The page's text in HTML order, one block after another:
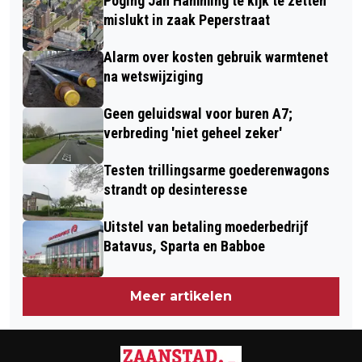
MORGENVROEG
GRATIS ACTIVITEITEN VAN START
VOOR JONG ÉN OUD
mislukt in zaak Peperstraat
Alarm over kosten gebruik warmtenet
na wetswijziging
Geen geluidswal voor buren A7;
verbreding 'niet geheel zeker'
Testen trillingsarme goederenwagons
strandt op desinteresse
Uitstel van betaling moederbedrijf
Batavus, Sparta en Babboe
Meer artikelen